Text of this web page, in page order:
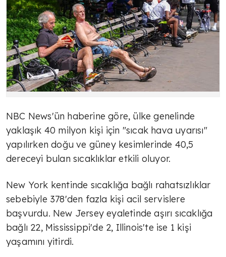
NBC News'ün haberine göre, ülke genelinde
yaklaşık 40 milyon kişi için "sıcak hava uyarısı"
yapılırken doğu ve güney kesimlerinde 40,5
dereceyi bulan sıcaklıklar etkili oluyor.
New York kentinde sıcaklığa bağlı rahatsızlıklar
sebebiyle 378'den fazla kişi acil servislere
başvurdu. New Jersey eyaletinde aşırı sıcaklığa
bağlı 22, Mississippi'de 2, Illinois'te ise 1 kişi
yaşamını yitirdi.